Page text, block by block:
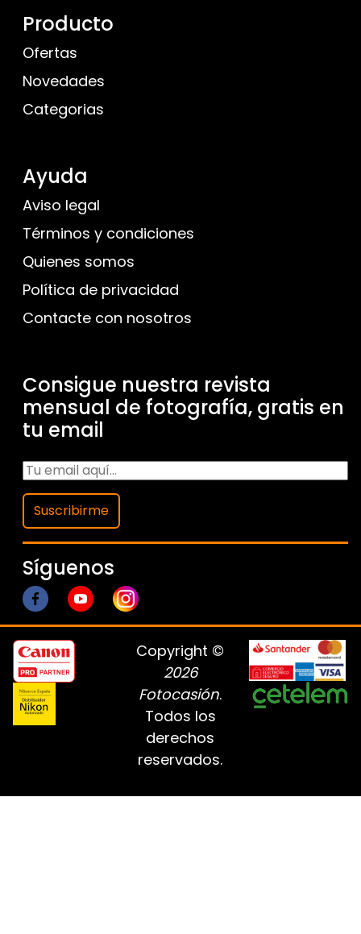
Producto
Ofertas
Novedades
Categorias
Ayuda
Aviso legal
Términos y condiciones
Quienes somos
Política de privacidad
Contacte con nosotros
Consigue nuestra revista
mensual de fotografía, gratis en
tu email
Suscribirme
Síguenos
Copyright ©
2026
Fotocasión.
Todos los
derechos
reservados.